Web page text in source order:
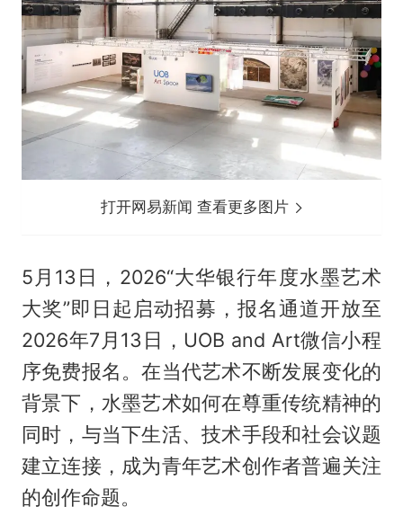
打开网易新闻 查看更多图片
5月13日，2026“大华银行年度水墨艺术
大奖”即日起启动招募，报名通道开放至
2026年7月13日，UOB and Art微信小程
序免费报名。在当代艺术不断发展变化的
背景下，水墨艺术如何在尊重传统精神的
同时，与当下生活、技术手段和社会议题
建立连接，成为青年艺术创作者普遍关注
的创作命题。